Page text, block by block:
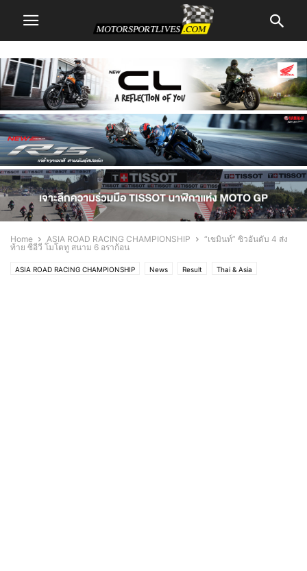
Home ASIA ROAD RACING CHAMPIONSHIP
“เขมินท์” ซิวอันดับ 4 ส่ง
ท้าย ซีอีวี โมโตทู สนาม 6 อราก้อน
ASIA ROAD RACING CHAMPIONSHIP News Result Thai & Asia